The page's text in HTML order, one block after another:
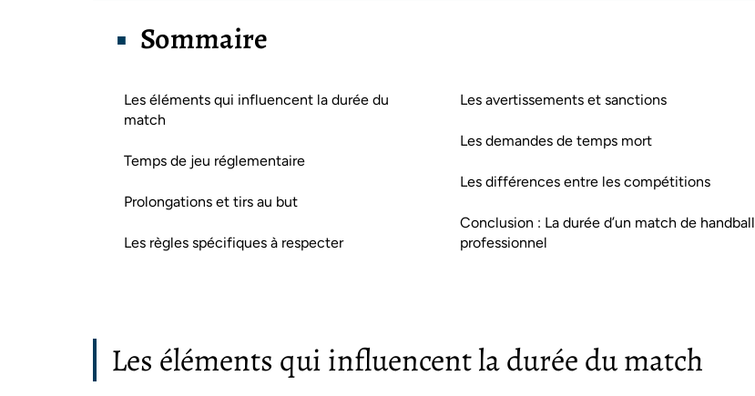
Sommaire
Les éléments qui influencent la durée du
match
Temps de jeu réglementaire
Prolongations et tirs au but
Les règles spécifiques à respecter
Les avertissements et sanctions
Les demandes de temps mort
Les différences entre les compétitions
Conclusion : La durée d’un match de handball
professionnel
Les éléments qui influencent la durée du match